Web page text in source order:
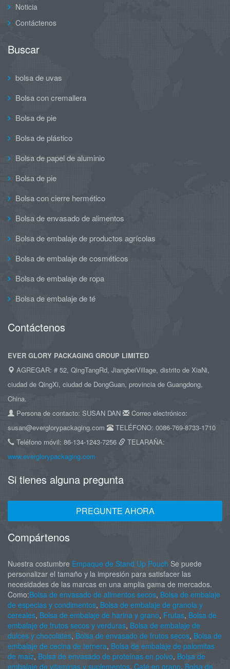
Noticia
Contáctenos
Buscar
bolsa de uvas
Bolsa con cremallera
Bolsa de pie
Bolsa de plástico
Bolsa de papel de aluminio
Bolsa de pie
Bolsa con cierre hermético
Bolsa de envasado de alimentos
Bolsa de embalaje de productos agrícolas
Bolsa de embalaje de cosméticos
Bolsa de embalaje de ropa
Bolsa de embalaje de té
Contáctenos
EVER GLORY PACKAGING GROUP LIMITED
AGREGAR: # 52, QingTangRd, JiangbeiVillage, distrito de XiaNi,
ciudad de QingXi, ciudad de DongGuan, provincia de Guangdong,
China.
Persona de contacto: SUSAN DAN
Correo electrónico:
susan@everglorypackaging.com
TELÉFONO: 0086-769-8733-1710
Teléfono móvil: 86-134-1243-7256
TELARAÑA:
www.everglorypackaging.com
Si tienes alguna pregunta
PREGUNTE AHORA
Compártenos
Nuestra costumbre Empaque de Stand Up Pouch Se puede
personalizar el tamaño y la impresión para satisfacer las
necesidades de las marcas en una amplia gama de mercados.
Como:Bolsa de envasado de alimentos secos, Bolsa de embalaje
de especias y condimentos, Bolsa de embalaje de granola y
cereales, Bolsa de embalaje de harina y grano, Frutas, Bolsa de
embalaje de frutos secos y verduras, Bolsa de embalaje de
dulces y chocolates, Bolsa de envasado de frutos secos, Bolsa de
embalaje de cecina de ternera, Bolsa de embalaje de palomitas
de maíz, Bolsa de envasado de proteínas en polvo, Bolsa de
embalaje de vitaminas y suplementos, Café en grano, Bolsa de